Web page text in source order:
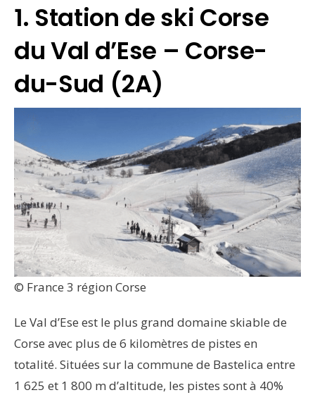
1. Station de ski Corse
du Val d’Ese – Corse-
du-Sud (2A)
© France 3 région Corse
Le Val d’Ese est le plus grand domaine skiable de
Corse avec plus de 6 kilomètres de pistes en
totalité. Situées sur la commune de Bastelica entre
1 625 et 1 800 m d’altitude, les pistes sont à 40%